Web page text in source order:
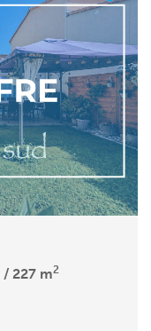
227 m2